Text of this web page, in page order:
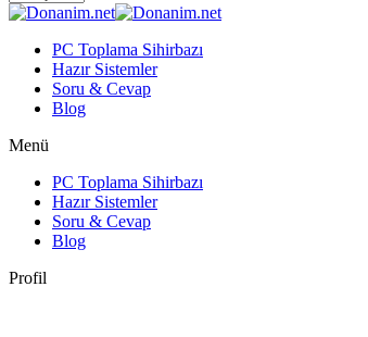
PC Toplama Sihirbazı
Hazır Sistemler
Soru & Cevap
Blog
Menü
PC Toplama Sihirbazı
Hazır Sistemler
Soru & Cevap
Blog
Profil